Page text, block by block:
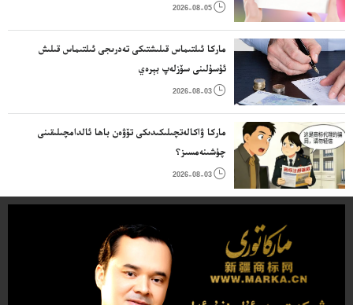

2026-08-05
ماركا ئىلتىماس قىلىشتىكى تەدرىجى ئىلتىماس قىلىش
ئۇسۇلىنى سۆزلەپ بېرەي

2026-08-03
ماركا ۋاكالەتچىلىكىدىكى تۆۋەن باھا ئالدامچىلىقىنى
چۈشىنەمسىز؟

2026-08-03